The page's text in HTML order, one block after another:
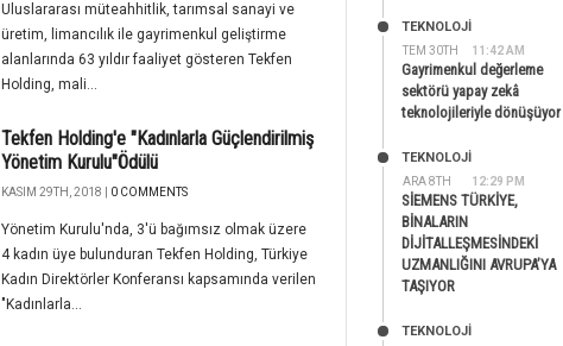
Uluslararası müteahhitlik, tarımsal sanayi ve
üretim, limancılık ile gayrimenkul geliştirme
alanlarında 63 yıldır faaliyet gösteren Tekfen
Holding, mali...
Tekfen Holding'e "Kadınlarla Güçlendirilmiş
Yönetim Kurulu"Ödülü
KASIM 29TH, 2018 | 0 COMMENTS
Yönetim Kurulu'nda, 3'ü bağımsız olmak üzere
4 kadın üye bulunduran Tekfen Holding, Türkiye
Kadın Direktörler Konferansı kapsamında verilen
"Kadınlarla...
TEM 30TH 11:42 AM
TEKNOLOJİ
Gayrimenkul değerleme
sektörü yapay zekâ
teknolojileriyle dönüşüyor
ARA 8TH 12:29 PM
TEKNOLOJİ
SİEMENS TÜRKİYE,
BİNALARIN
DİJİTALLEŞMESİNDEKİ
UZMANLIĞINI AVRUPA’YA
TAŞIYOR
TEKNOLOJİ